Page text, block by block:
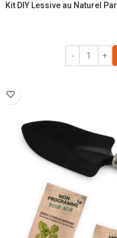
Kit DIY Lessive au Naturel